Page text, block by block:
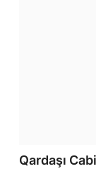
Qardaşı